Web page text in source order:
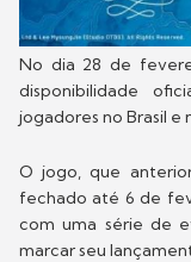
No dia 28 de
disponibilidade
jogadores no Brasil e
O jogo, que
fechado até 6 de
com uma série de
marcar seu